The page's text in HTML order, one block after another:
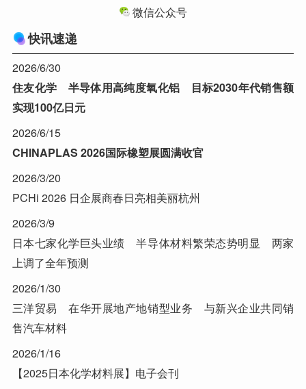
微信公众号
快讯速递
2026/6/30
住友化学 半导体用高纯度氧化铝 目标2030年代销售额
实现100亿日元
2026/6/15
CHINAPLAS 2026国际橡塑展圆满收官
2026/3/20
PCHi 2026 日企展商春日亮相美丽杭州
2026/3/9
日本七家化学巨头业绩 半导体材料繁荣态势明显 两家
上调了全年预测
2026/1/30
三洋贸易 在华开展地产地销型业务 与新兴企业共同销
售汽车材料
2026/1/16
【2025日本化学材料展】电子会刊